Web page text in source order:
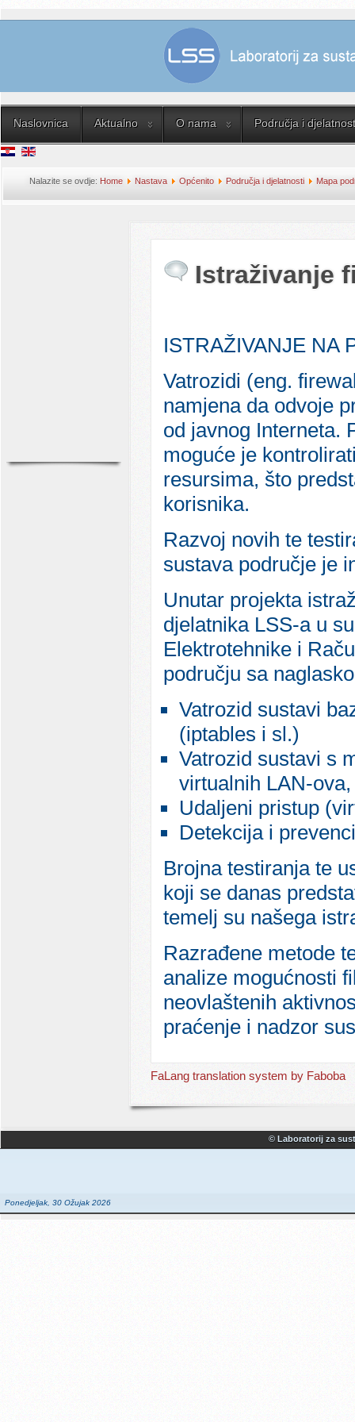
Naslovnica Aktualno O nama Područja i
Nalazite se ovdje: Home Nastava Općenito Područja i djelatnosti Mapa
Istraživanje
ISTRAŽIVANJE NA
Vatrozidi (eng.
namjena da odvoje
od javnog Interneta.
moguće je
resursima, što
korisnika.
Razvoj novih te
sustava područje je
Unutar projekta
djelatnika LSS-a u
Elektrotehnike i
području sa
Vatrozid sustavi
(iptables i sl.)
Vatrozid sustavi s
virtualnih LAN-ova,
Udaljeni pristup
Detekcija i
Brojna testiranja te
koji se danas
temelj su našega
Razrađene metode
analize mogućnosti
neovlaštenih
praćenje i nadzor
FaLang translation system by Faboba
© Laboratorij za
Ponedjeljak, 30 Ožujak 2026